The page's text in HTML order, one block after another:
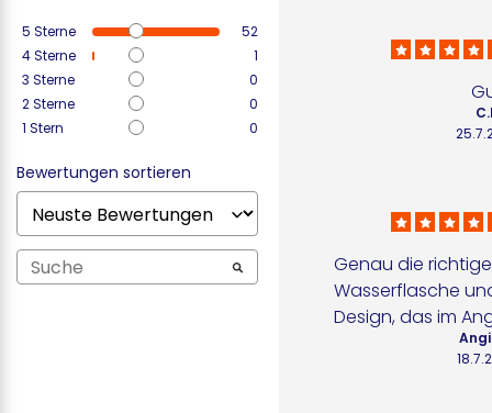
5 Sterne
52
4Sterne
1
3 Sterne
0
2Sterne
0
1 Stern 0
Bewertungen sortieren
Genau die
Wasserflasche
Design, das im